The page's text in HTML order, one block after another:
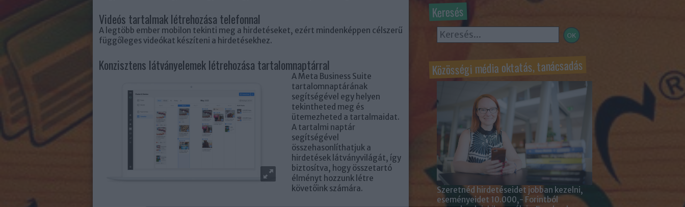
Videós tartalmak létrehozása telefonnal
A legtöbb ember mobilon tekinti meg a hirdetéseket, ezért mindenképpen célszerű
függőleges videókat készíteni a hirdetésekhez.
Konzisztens látványelemek létrehozása tartalomnaptárral
A Meta Business Suite
tartalomnaptárának
segítségével egy helyen
tekintheted meg és
ütemezheted a tartalmaidat.
A tartalmi naptár
segítségével
összehasonlíthatjuk a
hirdetések látványvilágát, így
biztosítva, hogy összetartó
élményt hozzunk létre
követőink számára.
Keresés
Közösségi média oktatás, tanácsadás
Szeretnéd hirdetéseidet jobban kezelni,
eseményeidet 10.000,- Forintból